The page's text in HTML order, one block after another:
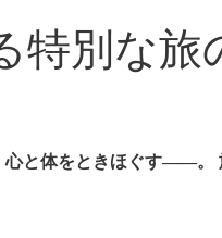
特別な旅
心と体をときほぐす――。